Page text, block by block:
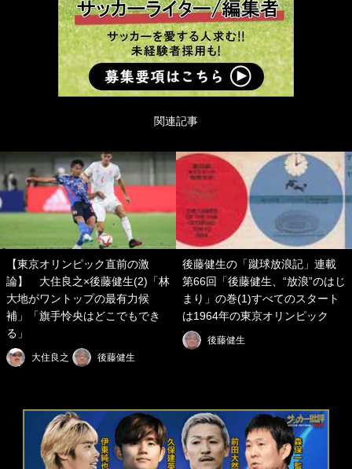
関連記事
【東京オリンピック直前の激
論】 大住良之×後藤健生(2)「林
大地がワントップの最有力候
補」「旗手怜央はどこでもでき
る」
大住良之 後藤健生
後藤健生の「蹴球放浪記」連載
第66回「後藤健生、“放浪”のはじ
まり」の巻(1)すべてのスタート
は1964年の東京オリンピック
後藤健生